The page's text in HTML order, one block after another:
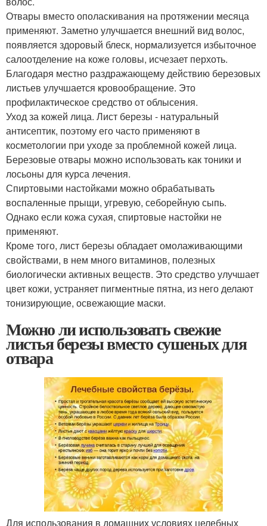
Отвары вместо ополаскивания на протяжении месяца
применяют. Заметно улучшается внешний вид волос,
появляется здоровый блеск, нормализуется избыточное
салоотделение на коже головы, исчезает перхоть.
Благодаря местно раздражающему действию березовых
листьев улучшается кровообращение. Это
профилактическое средство от облысения.
Уход за кожей лица. Лист березы - натуральный
антисептик, поэтому его часто применяют в
косметологии при уходе за проблемной кожей лица.
Березовые отвары можно использовать как тоники и
лосьоны для курса лечения.
Спиртовыми настойками можно обрабатывать
воспаленные прыщи, угревую, себорейную сыпь.
Однако если кожа сухая, спиртовые настойки не
применяют.
Кроме того, лист березы обладает омолаживающими
свойствами, в нем много витаминов, полезных
биологически активных веществ. Это средство улучшает
цвет кожи, устраняет пигментные пятна, из него делают
тонизирующие, освежающие маски.
Можно ли использовать свежие
листья березы вместо сушеных для
отвара
Для использования в домашних условиях целебных